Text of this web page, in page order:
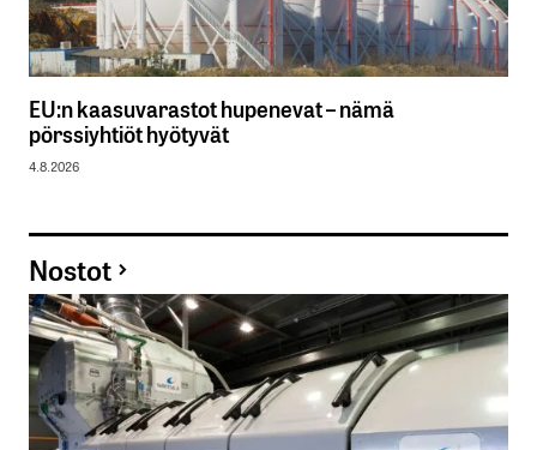
EU:n kaasuvarastot hupenevat – nämä
pörssiyhtiöt hyötyvät
4.8.2026
Nostot